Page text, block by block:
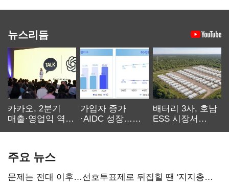
뉴스리듬
카카오, 2분기
매출·영업익 역대
가입자 증가
·AIDC 성장…
배터리 3사, 호남
ESS 시장서
주요 뉴스
문제는 전대 이후…선호투표제로 뒤집힐 땐 '지지층